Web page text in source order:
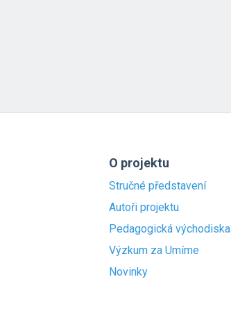
O projektu
Stručné představení
Autoři projektu
Pedagogická východiska
Výzkum za Umíme
Novinky